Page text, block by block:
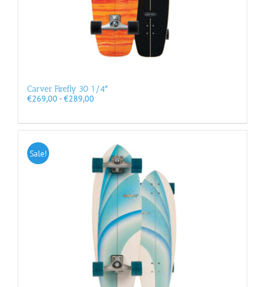
Carver Firefly 30 1/4″
€269,00 - €289,00Prijsklasse:
€289,00
Sale!